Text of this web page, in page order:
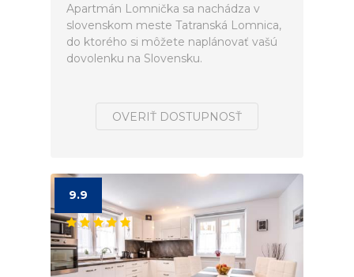
Apartmán Lomnička sa nachádza v
slovenskom meste Tatranská Lomnica,
do ktorého si môžete naplánovať vašú
dovolenku na Slovensku.
OVERIŤ DOSTUPNOSŤ
9.9